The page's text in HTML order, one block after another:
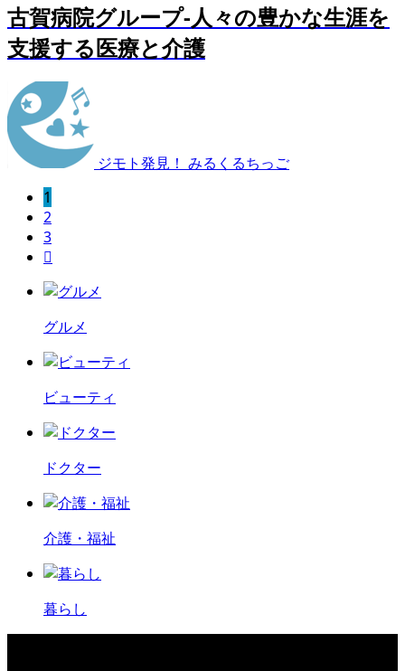
古賀病院グループ-人々の豊かな生涯を
支援する医療と介護
ジモト発見！ みるくるちっご
1
2
3

グルメ
ビューティ
ドクター
介護・福祉
暮らし